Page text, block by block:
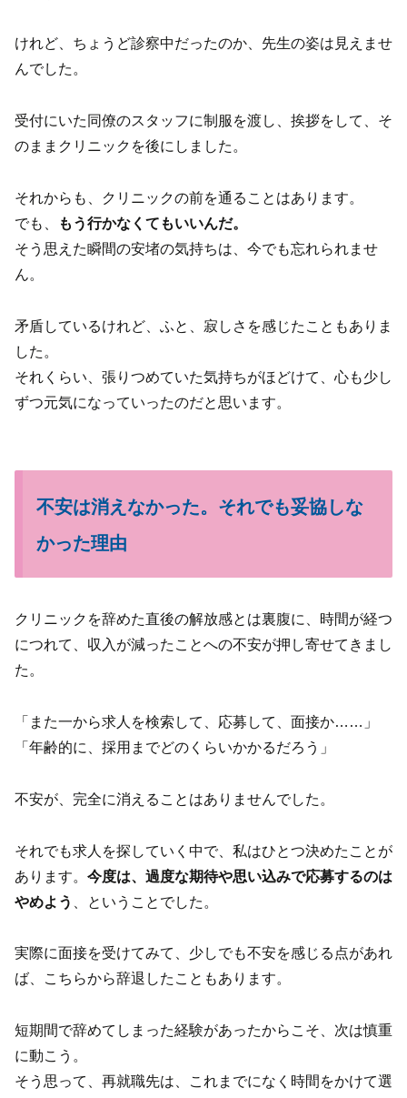
けれど、ちょうど診察中だったのか、先生の姿は見えませ
んでした。
受付にいた同僚のスタッフに制服を渡し、挨拶をして、そ
のままクリニックを後にしました。
それからも、クリニックの前を通ることはあります。
でも、
もう行かなくてもいいんだ。
そう思えた瞬間の安堵の気持ちは、今でも忘れられませ
ん。
矛盾しているけれど、ふと、寂しさを感じたこともありま
した。
それくらい、張りつめていた気持ちがほどけて、心も少し
ずつ元気になっていったのだと思います。
不安は消えなかった。それでも妥協しな
かった理由
クリニックを辞めた直後の解放感とは裏腹に、時間が経つ
につれて、収入が減ったことへの不安が押し寄せてきまし
た。
「また一から求人を検索して、応募して、面接か……」
「年齢的に、採用までどのくらいかかるだろう」
不安が、完全に消えることはありませんでした。
それでも求人を探していく中で、私はひとつ決めたことが
あります。 今度は、過度な期待や思い込みで応募するのは
やめよう
、ということでした。
実際に面接を受けてみて、少しでも不安を感じる点があれ
ば、こちらから辞退したこともあります。
短期間で辞めてしまった経験があったからこそ、次は慎重
に動こう。
そう思って、再就職先は、これまでになく時間をかけて選